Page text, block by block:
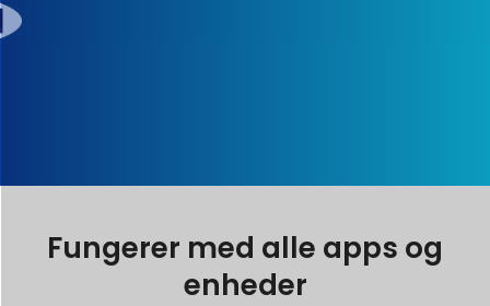
Fungerer med alle apps og
enheder